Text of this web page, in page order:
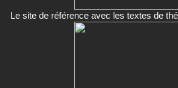
Le site de référence avec les textes de